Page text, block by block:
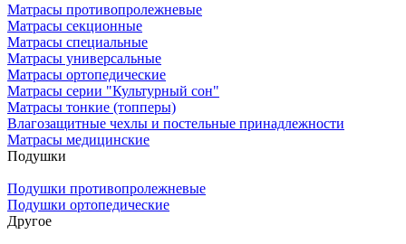
Матрасы противопролежневые
Матрасы секционные
Матрасы специальные
Матрасы универсальные
Матрасы ортопедические
Матрасы серии "Культурный сон"
Матрасы тонкие (топперы)
Влагозащитные чехлы и постельные принадлежности
Матрасы медицинские
Подушки
Подушки противопролежневые
Подушки ортопедические
Другое